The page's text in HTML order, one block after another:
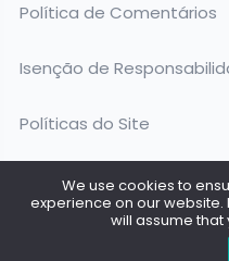
Política de Comentários
Isenção de
Políticas do Site
Todos os Direitos
We use cookies to
experience on our website.
will assume that